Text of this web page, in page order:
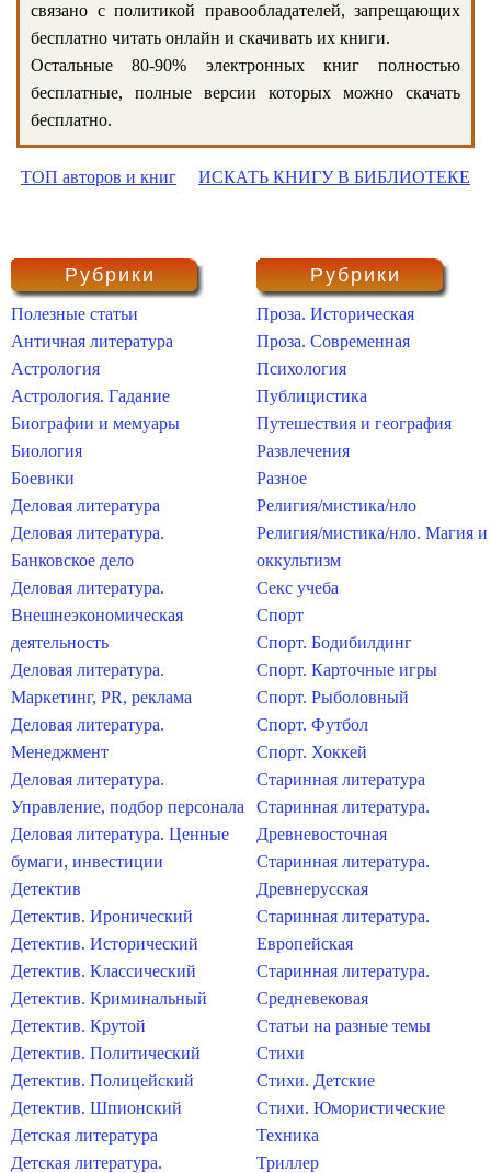
связано с политикой правообладателей, запрещающих
бесплатно читать онлайн и скачивать их книги.
Остальные 80-90% электронных книг полностью
бесплатные, полные версии которых можно скачать
бесплатно.
ТОП авторов и книг ИСКАТЬ КНИГУ В БИБЛИОТЕКЕ
Рубрики
Полезные статьи
Античная литература
Астрология
Астрология. Гадание
Биографии и мемуары
Биология
Боевики
Деловая литература
Деловая литература.
Банковское дело
Деловая литература.
Внешнеэкономическая
деятельность
Деловая литература.
Маркетинг, PR, реклама
Деловая литература.
Менеджмент
Деловая литература.
Управление, подбор персонала
Деловая литература. Ценные
бумаги, инвестиции
Детектив
Детектив. Иронический
Детектив. Исторический
Детектив. Классический
Детектив. Криминальный
Детектив. Крутой
Детектив. Политический
Детектив. Полицейский
Детектив. Шпионский
Детская литература
Детская литература.
Рубрики
Проза. Историческая
Проза. Современная
Психология
Публицистика
Путешествия и география
Развлечения
Разное
Религия/мистика/нло
Религия/мистика/нло. Магия и
оккультизм
Секс учеба
Спорт
Спорт. Бодибилдинг
Спорт. Карточные игры
Спорт. Рыболовный
Спорт. Футбол
Спорт. Хоккей
Старинная литература
Старинная литература.
Древневосточная
Старинная литература.
Древнерусская
Старинная литература.
Европейская
Старинная литература.
Средневековая
Статьи на разные темы
Стихи
Стихи. Детские
Стихи. Юмористические
Техника
Триллер